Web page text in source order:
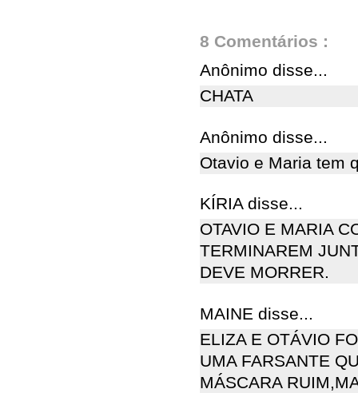
8 Comentários :
Anônimo disse...
CHATA
Anônimo disse...
Otavio e Maria tem
KÍRIA disse...
OTAVIO E MARIA
TERMINAREM
DEVE MORRER.
MAINE disse...
ELIZA E OTÁVIO
UMA FARSANTE
MÁSCARA